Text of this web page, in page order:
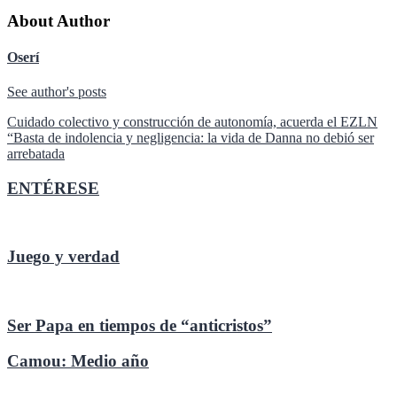
About Author
Oserí
See author's posts
Navegación
de
Cuidado colectivo y construcción de autonomía, acuerda el EZLN
“Basta de indolencia y negligencia: la vida de Danna no debió ser
arrebatada
ENTÉRESE
Juego y verdad
Ser Papa en tiempos de “anticristos”
Camou: Medio año